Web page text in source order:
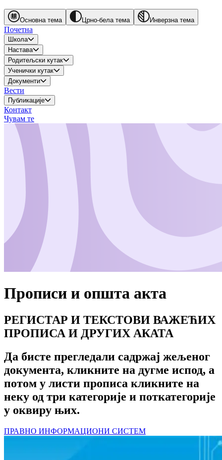
Основна тема Црно-бела тема Инверзна тема
Почетна
Школа
Настава
Родитељски кутак
Ученички кутак
Документи
Вести
Публикације
Контакт
Чувам те
Прописи и општа акта
РЕГИСТАР И ТЕКСТОВИ ВАЖЕЋИХ
ПРОПИСА И ДРУГИХ АКАТА
Да бисте прегледали садржај жељеног
документа, кликните на дугме испод, а
потом у листи прописа кликните на
неку од три категорије и поткатегорије
у оквиру њих.
ПРАВНО ИНФОРМАЦИОНИ СИСТЕМ